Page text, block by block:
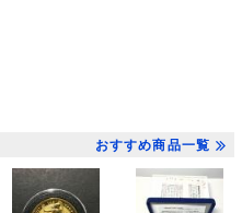
おすすめ商品一覧